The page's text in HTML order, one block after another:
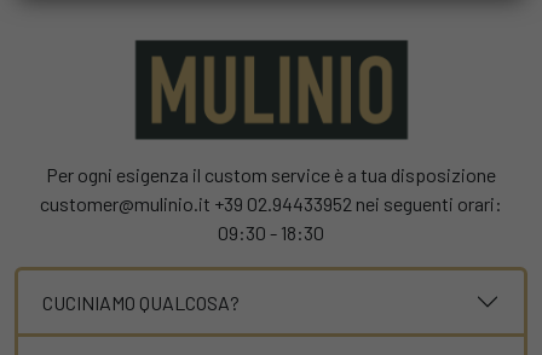
Per ogni esigenza il custom service è a tua disposizione
customer@mulinio.it +39 02.94433952 nei seguenti orari:
09:30 - 18:30
CUCINIAMO QUALCOSA?